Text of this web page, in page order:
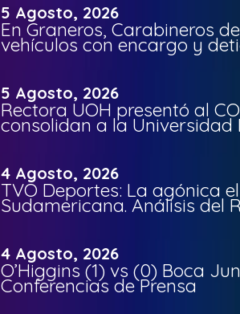
5 Agosto, 2026
En Graneros, Carabineros
vehículos con encargo y
5 Agosto, 2026
Rectora UOH presentó al
consolidan a la Universidad
4 Agosto, 2026
TVO Deportes: La agónica
Sudamericana. Análisis del
4 Agosto, 2026
O’Higgins (1) vs (0) Boca
Conferencias de Prensa